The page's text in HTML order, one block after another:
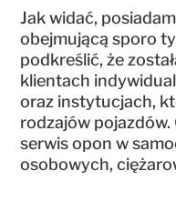
Jak widać,
obejmującą sporo
podkreślić, że
klientach
oraz instytucjach,
rodzajów
serwis opon w
osobowych,